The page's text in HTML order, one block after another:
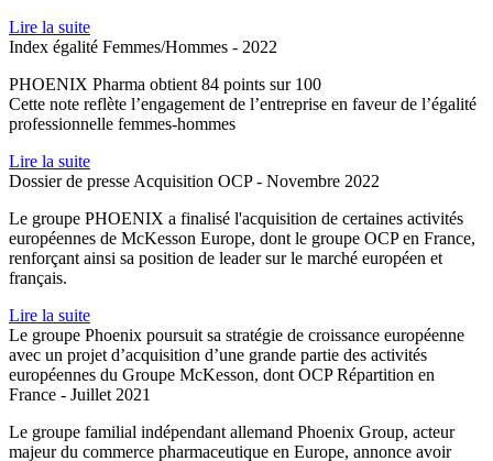
Lire la suite
Index égalité Femmes/Hommes - 2022
PHOENIX Pharma obtient 84 points sur 100
Cette note reflète l’engagement de l’entreprise en faveur de l’égalité
professionnelle femmes-hommes
Lire la suite
Dossier de presse Acquisition OCP- Novembre 2022
Le groupe PHOENIX a finalisé l'acquisition de certaines activités
européennes de McKesson Europe, dont le groupe OCP en France,
renforçant ainsi sa position de leader sur le marché européen et
français.
Lire la suite
Le groupe Phoenix poursuit sa stratégie de croissance européenne
avec un projet d’acquisition d’une grande partie des activités
européennes du Groupe McKesson, dont OCP Répartition en
France - Juillet 2021
Le groupe familial indépendant allemand Phoenix Group, acteur
majeur du commerce pharmaceutique en Europe, annonce avoir